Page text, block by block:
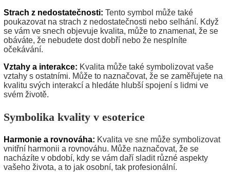
Strach z nedostatečnosti: Tento symbol může také
poukazovat na strach z nedostatečnosti nebo selhání. Když
se vám ve snech objevuje kvalita, může to znamenat, že se
obáváte, že nebudete dost dobří nebo že nesplníte
očekávání.
Vztahy a interakce: Kvalita může také symbolizovat vaše
vztahy s ostatními. Může to naznačovat, že se zaměřujete na
kvalitu svých interakcí a hledáte hlubší spojení s lidmi ve
svém životě.
Symbolika kvality v esoterice
Harmonie a rovnováha: Kvalita ve sne může symbolizovat
vnitřní harmonii a rovnováhu. Může naznačovat, že se
nacházíte v období, kdy se vám daří sladit různé aspekty
vašeho života, a to jak osobní, tak profesionální.